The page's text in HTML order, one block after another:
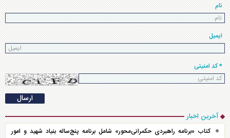
نام
ایمیل
* کد امنیتی
آخرین اخبار
کتاب «برنامه راهبردی حکمرانی‌محور» شامل برنامه پنج‌ساله بنیاد شهید و امور